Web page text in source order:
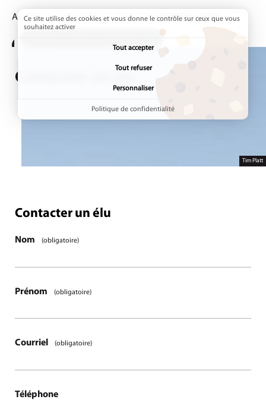
Accueil Annuaires Élus Page active :
Contacter un élu
Tim Platt
Contacter un élu
Étape1/1
Contacter un élu
Nom (obligatoire)
Prénom (obligatoire)
Courriel (obligatoire)
Téléphone
Ce site utilise des cookies et vous donne le contrôle sur ceux que vous
souhaitez activer
Tout accepter
Tout refuser
Personnaliser
Politique de confidentialité